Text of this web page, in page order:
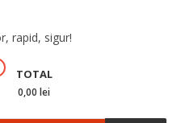
rapid, sigur!
TOTAL
0,00 lei